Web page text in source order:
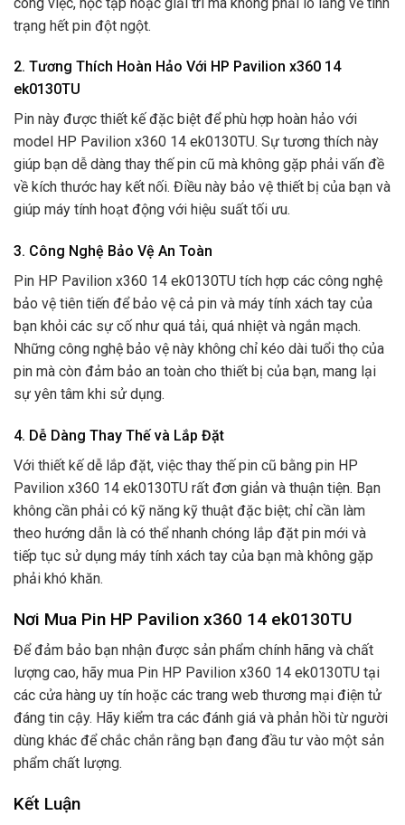
trạng hết pin đột ngột.
2. Tương Thích Hoàn Hảo Với HP Pavilion x360 14
ek0130TU
Pin này được thiết kế đặc biệt để phù hợp hoàn hảo với
model HP Pavilion x360 14 ek0130TU. Sự tương thích này
giúp bạn dễ dàng thay thế pin cũ mà không gặp phải vấn đề
về kích thước hay kết nối. Điều này bảo vệ thiết bị của bạn và
giúp máy tính hoạt động với hiệu suất tối ưu.
3. Công Nghệ Bảo Vệ An Toàn
Pin HP Pavilion x360 14 ek0130TU tích hợp các công nghệ
bảo vệ tiên tiến để bảo vệ cả pin và máy tính xách tay của
bạn khỏi các sự cố như quá tải, quá nhiệt và ngắn mạch.
Những công nghệ bảo vệ này không chỉ kéo dài tuổi thọ của
pin mà còn đảm bảo an toàn cho thiết bị của bạn, mang lại
sự yên tâm khi sử dụng.
4. Dễ Dàng Thay Thế và Lắp Đặt
Với thiết kế dễ lắp đặt, việc thay thế pin cũ bằng pin HP
Pavilion x360 14 ek0130TU rất đơn giản và thuận tiện. Bạn
không cần phải có kỹ năng kỹ thuật đặc biệt; chỉ cần làm
theo hướng dẫn là có thể nhanh chóng lắp đặt pin mới và
tiếp tục sử dụng máy tính xách tay của bạn mà không gặp
phải khó khăn.
Nơi Mua Pin HP Pavilion x360 14 ek0130TU
Để đảm bảo bạn nhận được sản phẩm chính hãng và chất
lượng cao, hãy mua Pin HP Pavilion x360 14 ek0130TU tại
các cửa hàng uy tín hoặc các trang web thương mại điện tử
đáng tin cậy. Hãy kiểm tra các đánh giá và phản hồi từ người
dùng khác để chắc chắn rằng bạn đang đầu tư vào một sản
phẩm chất lượng.
Kết Luận